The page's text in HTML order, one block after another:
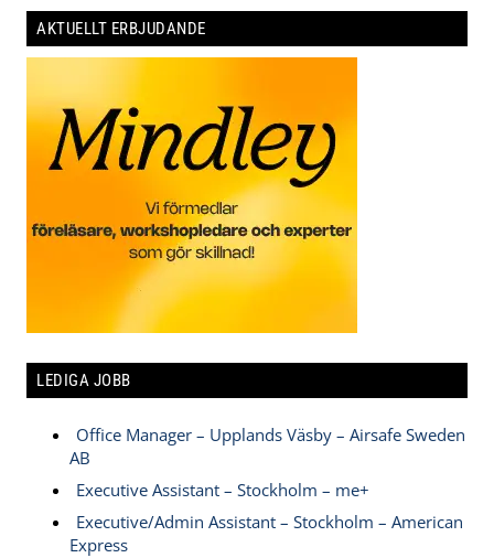
AKTUELLT ERBJUDANDE
LEDIGA JOBB
Office Manager – Upplands Väsby – Airsafe Sweden
AB
Executive Assistant – Stockholm – me+
Executive/Admin Assistant – Stockholm – American
Express